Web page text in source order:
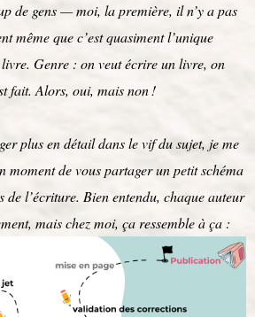
de gens — moi, la première, il n’y a pas
même que c’est quasiment l’unique
livre. Genre : on veut écrire un livre, on
fait. Alors, oui, mais non !
plus en détail dans le vif du sujet, je me
moment de vous partager un petit schéma
de l’écriture. Bien entendu, chaque auteur
mais chez moi, ça ressemble à ça :